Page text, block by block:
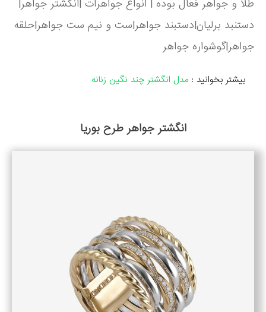
طلا و جواهر فعال بوده | انواع جواهرات |انگشتر جواهر|
دستنبد برلیان|دستبند جواهر|ست و نیم ست جواهر|حلقه
جواهر|گوشواره جواهر
بیشتر بخوانید : مدل انگشتر چند نگین زنانه
انگشتر جواهر طرح بوریا